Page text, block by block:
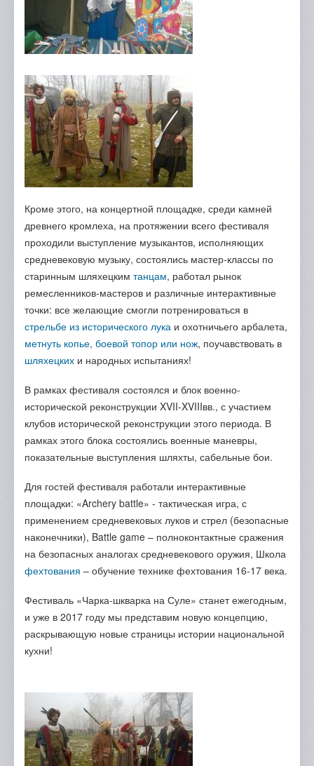
Кроме этого, на концертной площадке, среди камней
древнего кромлеха, на протяжении всего фестиваля
проходили выступление музыкантов, исполняющих
средневековую музыку, состоялись мастер-классы по
старинным шляхецким танцам, работал рынок
ремесленников-мастеров и различные интерактивные
точки: все желающие смогли потренироваться в
стрельбе из исторического лука и охотничьего арбалета,
метнуть копье, боевой топор или нож, поучавствовать в
шляхецких и народных испытаниях!
В рамках фестиваля состоялся и блок военно-
исторической реконструкции XVII-XVIIIвв., с участием
клубов исторической реконструкции этого периода. В
рамках этого блока состоялись военные маневры,
показательные выступления шляхты, сабельные бои.
Для гостей фестиваля работали интерактивные
площадки: «Archery battle» - тактическая игра, с
применением средневековых луков и стрел (безопасные
наконечники), Battle game – полноконтактные сражения
на безопасных аналогах средневекового оружия, Школа
фехтования – обучение технике фехтования 16-17 века.
Фестиваль «Чарка-шкварка на Суле» станет ежегодным,
и уже в 2017 году мы представим новую концепцию,
раскрывающую новые страницы истории национальной
кухни!